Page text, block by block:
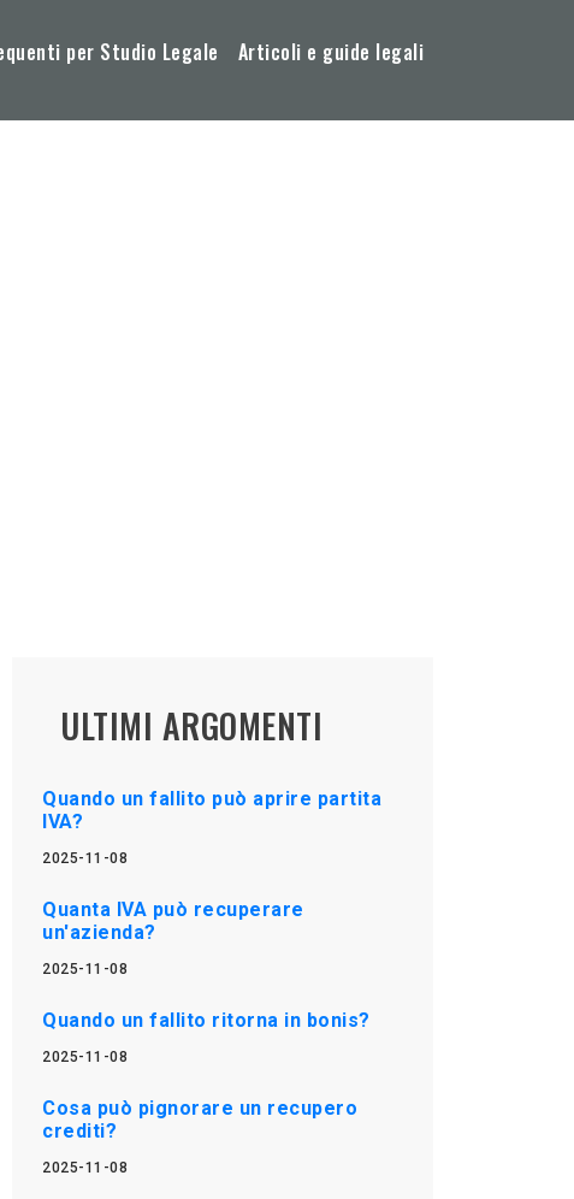
per Studio Legale Articoli e guide legali
ULTIMI ARGOMENTI
Quando un fallito può aprire partita
IVA?
2025-11-08
Quanta IVA può recuperare
un'azienda?
2025-11-08
Quando un fallito ritorna in bonis?
2025-11-08
Cosa può pignorare un recupero
crediti?
2025-11-08